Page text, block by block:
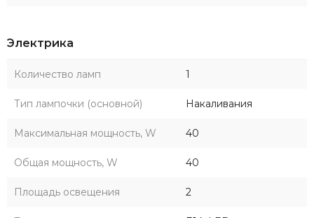
Электрика
Количество ламп 1
Тип лампочки (основной) Накаливания
Максимальная мощность, W 40
Общая мощность, W 40
Площадь освещения 2